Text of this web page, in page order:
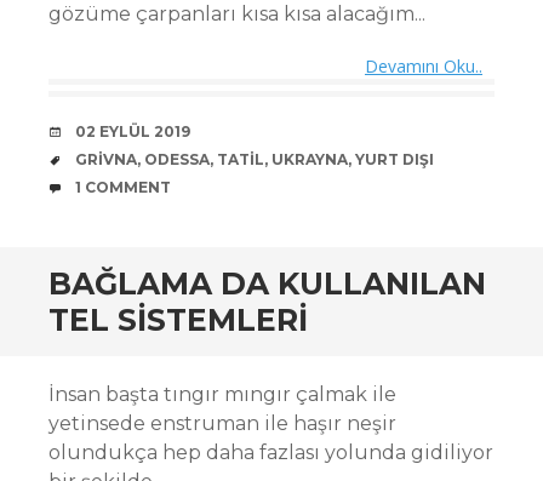
gözüme çarpanları kısa kısa alacağım...
Devamını Oku..
DATE
02 EYLÜL 2019
TAGS
GRIVNA, ODESSA, TATIL, UKRAYNA, YURT DIŞI
COMMENTS
1 COMMENT
BAĞLAMA DA KULLANILAN
TEL SISTEMLERI
İnsan başta tıngır mıngır çalmak ile
yetinsede enstruman ile haşır neşir
olundukça hep daha fazlası yolunda gidiliyor